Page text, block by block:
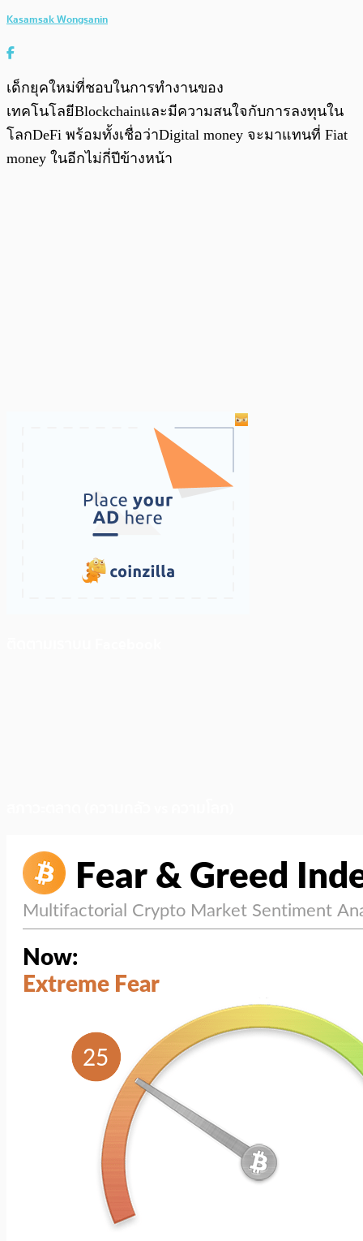
Kasamsak Wongsanin
เด็กยุคใหม่ที่ชอบในการทำงานของ
เทคโนโลยีBlockchainและมีความสนใจกับการลงทุนใน
โลกDeFi พร้อมทั้งเชื่อว่าDigital money จะมาแทนที่ Fiat
money ในอีกไม่กี่ปีข้างหน้า